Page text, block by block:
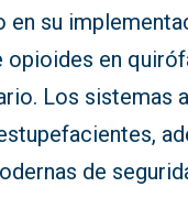
en su
opioides en
Los sistemas
de